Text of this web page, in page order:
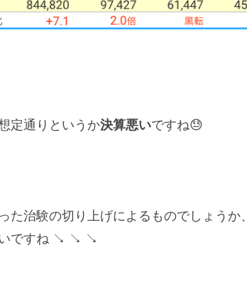
定通りというか決算悪いですね😓
た治験の切り上げによるものでしょうか、
いですね ↘ ↘ ↘